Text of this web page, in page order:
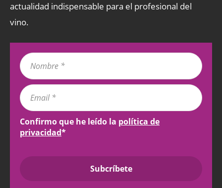
actualidad indispensable para el profesional del
vino.
Confirmo que he leído la política de
privacidad*